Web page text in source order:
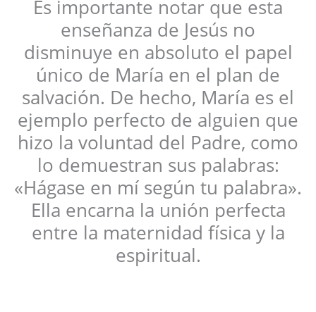
Es importante notar que esta
enseñanza de Jesús no
disminuye en absoluto el papel
único de María en el plan de
salvación. De hecho, María es el
ejemplo perfecto de alguien que
hizo la voluntad del Padre, como
lo demuestran sus palabras:
«Hágase en mí según tu palabra».
Ella encarna la unión perfecta
entre la maternidad física y la
espiritual.